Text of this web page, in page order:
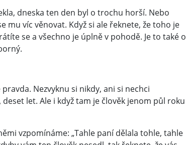
dneska ten den byl o trochu horší. Nebo
mu víc věnovat. Když si ale řeknete, že toho je
se a všechno je úplně v pohodě. Je to také o
Nezvyknu si nikdy, ani si nechci
let. Ale i když tam je člověk jenom půl roku
vzpomínáme: „Tahle paní dělala tohle, tahle